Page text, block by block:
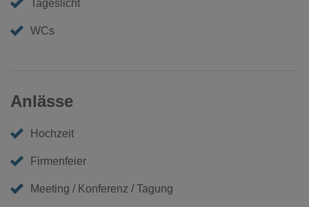
Tageslicht
WCs
Anlässe
Hochzeit
Firmenfeier
Meeting / Konferenz / Tagung